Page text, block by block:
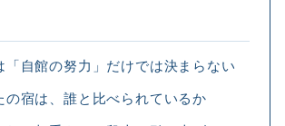
「自館の努力」だけでは決まらない
の宿は、誰と比べられているか